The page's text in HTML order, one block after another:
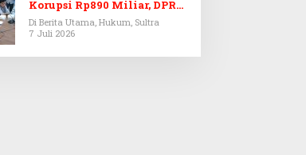
Korupsi Rp890 Miliar, DPRD
Sultra Gelar RDP
Di Berita Utama, Hukum, Sultra
7 Juli 2026